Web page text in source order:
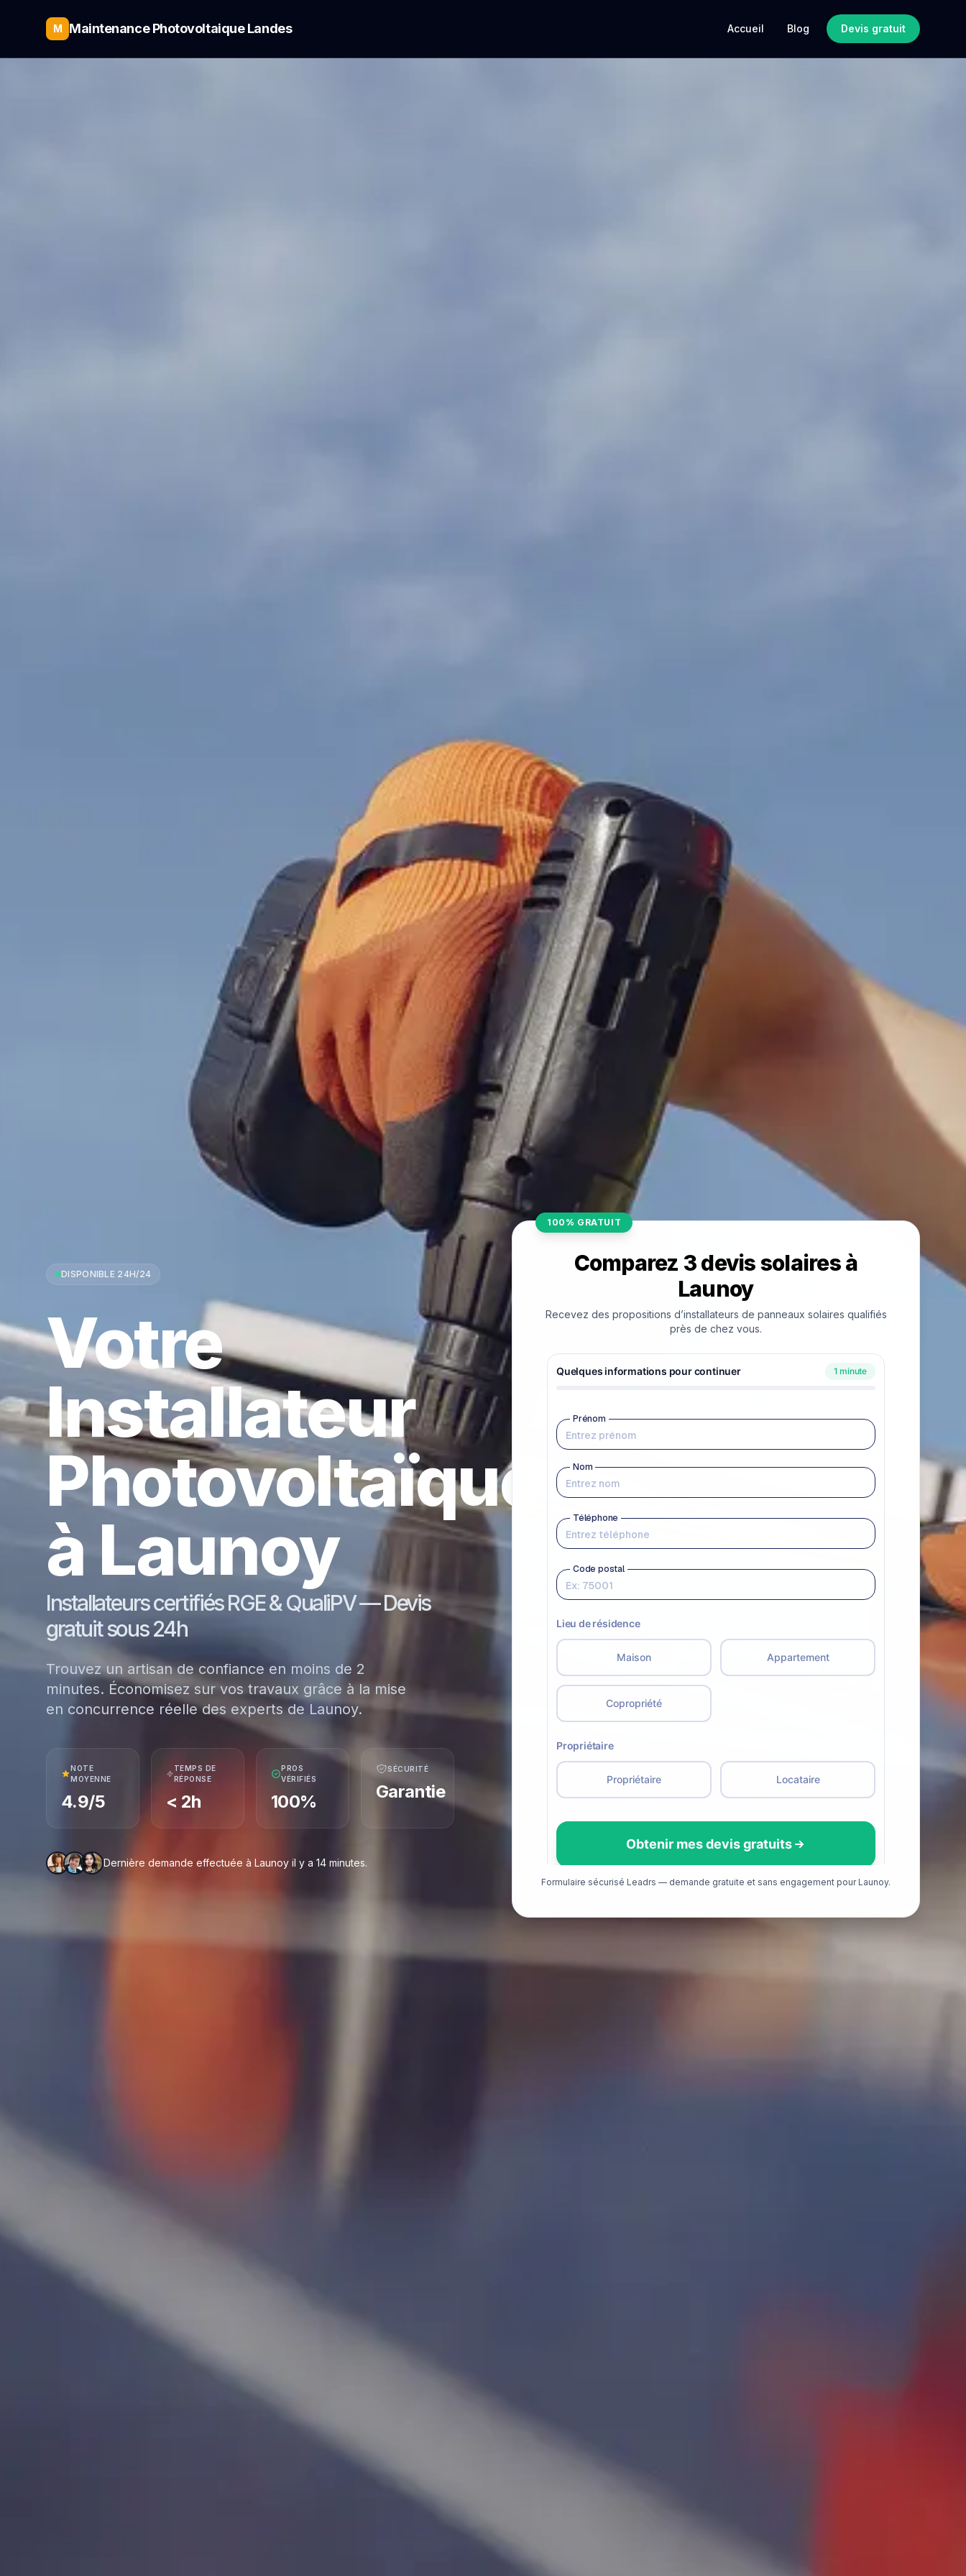
M Maintenance Photovoltaique Landes Accueil Blog Devis gratuit
DISPONIBLE 24H/24
Votre
Installateur
Photovoltaïque
à Launoy
Installateurs certifiés RGE & QualiPV — Devis
gratuit sous 24h
Trouvez un artisan de confiance en moins de 2
minutes. Économisez sur vos travaux grâce à la mise
en concurrence réelle des experts de Launoy.
NOTE
MOYENNE
4.9/5
TEMPS DE
RÉPONSE
< 2h
PROS
VÉRIFIÉS
100%
SÉCURITÉ
Garantie
Dernière demande effectuée à Launoy il y a 14 minutes.
100% GRATUIT
Comparez 3 devis solaires à
Launoy
Recevez des propositions d’installateurs de panneaux solaires qualifiés
près de chez vous.
Formulaire sécurisé Leadrs — demande gratuite et sans engagement pour Launoy.